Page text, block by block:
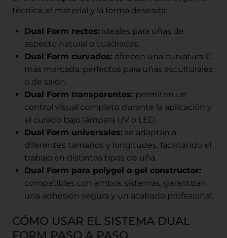
técnica, el material y la forma deseada:
Dual Form rectos: ideales para uñas de
aspecto natural o cuadradas.
Dual Form curvados: ofrecen una curvatura C
más marcada, perfectos para uñas esculturales
o de salón.
Dual Form transparentes: permiten un
control visual completo durante la aplicación y
el curado bajo lámpara UV o LED.
Dual Form universales: se adaptan a
diferentes tamaños y longitudes, facilitando el
trabajo en distintos tipos de uña.
Dual Form para polygel o gel constructor:
compatibles con ambos sistemas, garantizan
una adhesión segura y un acabado profesional.
CÓMO USAR EL SISTEMA DUAL
FORM PASO A PASO